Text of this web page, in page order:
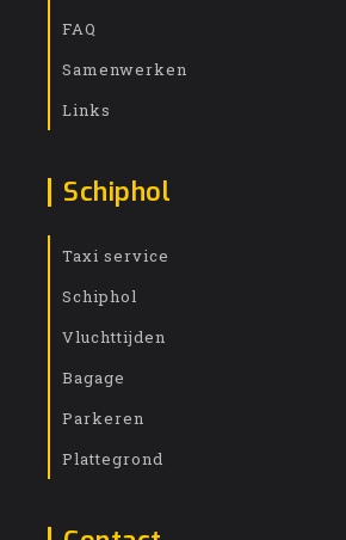
FAQ
Samenwerken
Links
Schiphol
Taxi service
Schiphol
Vluchttijden
Bagage
Parkeren
Plattegrond